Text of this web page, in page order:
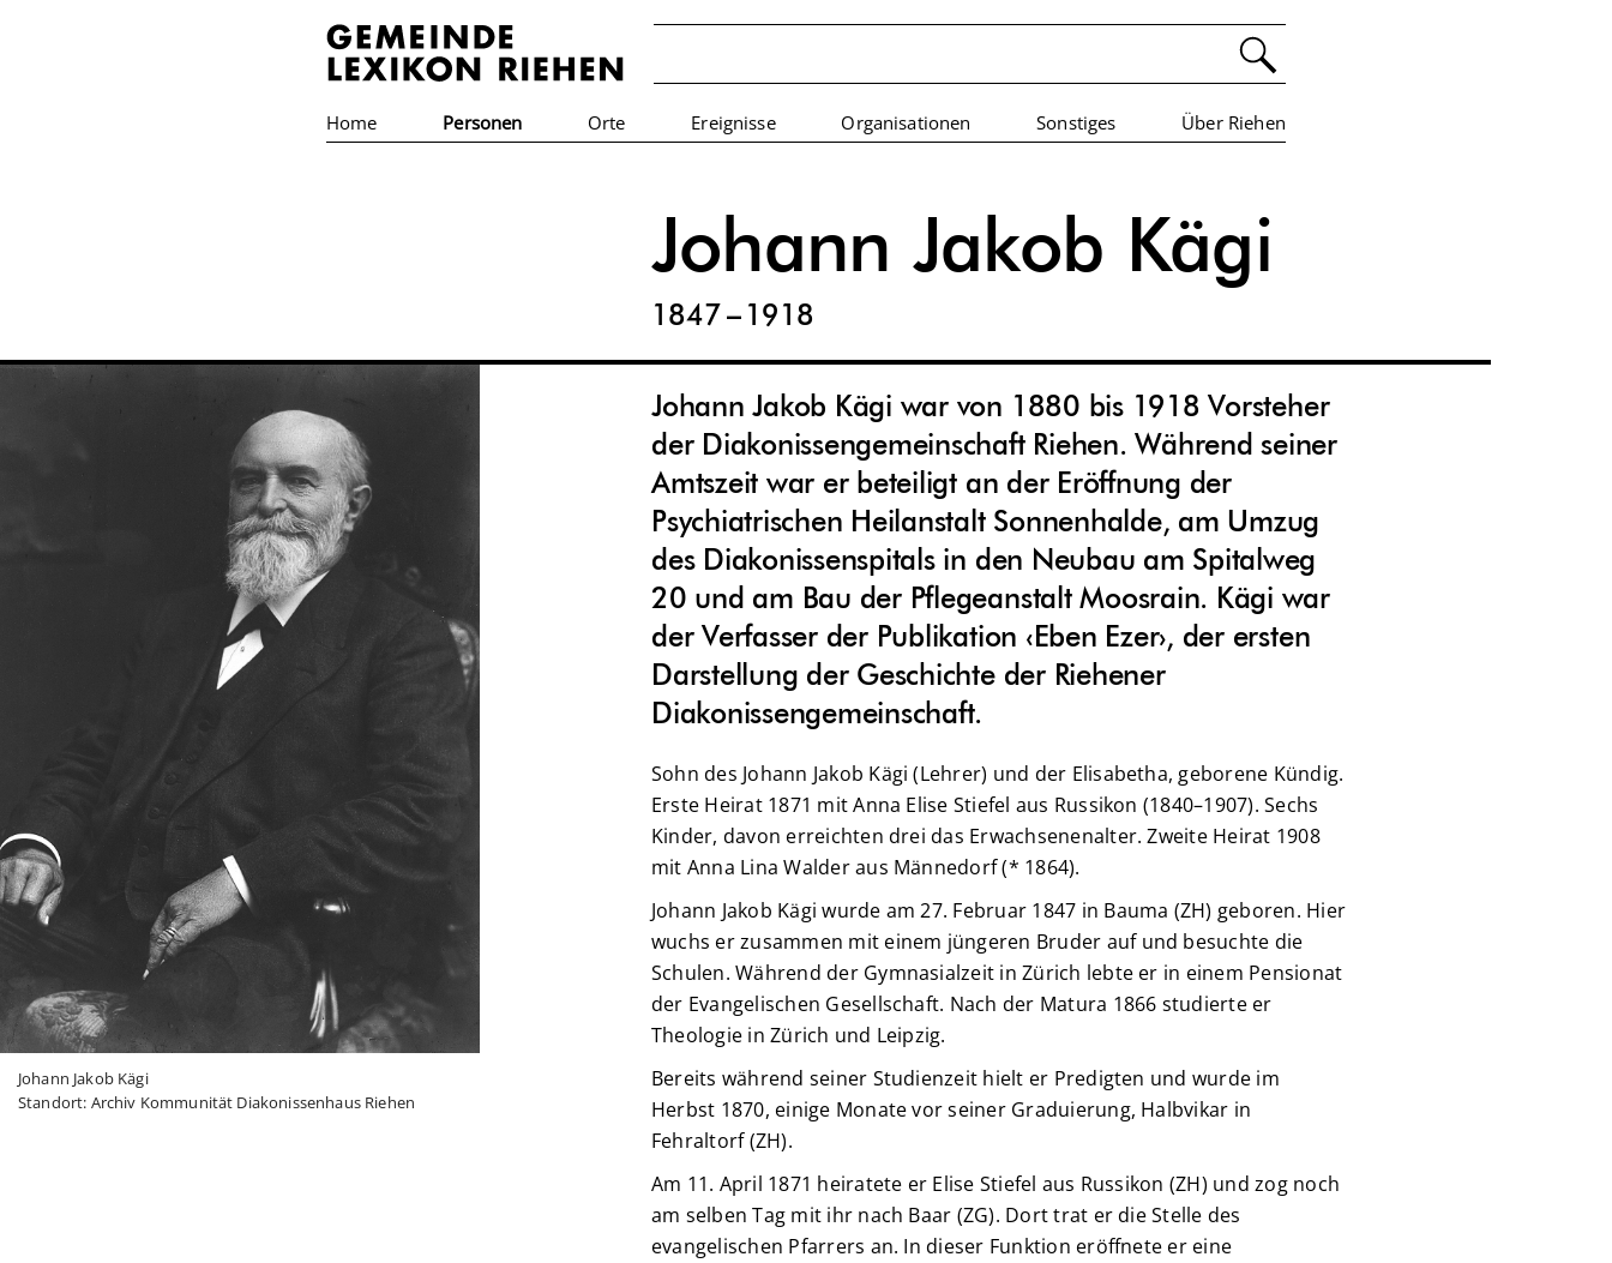
Home Personen Orte Ereignisse Organisationen Sonstiges Über Riehen
Johann Jakob Kägi
Standort: Archiv Kommunität Diakonissenhaus Riehen
Johann Jakob Kägi
1847 – 1 9 18
Johann Jakob Kägi war von 1 880 bis 19 1 8 Vorsteher
der Diakonissengemeinschaft Riehen. Während seiner
Amtszeit war er beteiligt an der Eröffnung der
Psychiatrischen Heilanstalt Sonnenhalde, am Umzug
des Diakonissenspitals in den Neubau am Spitalweg
20 und am Bau der Pflegeanstalt Moosrain. Kägi war
der Verfasser der Publikation ‹Eben Ezer›, der ersten
Darstellung der Geschichte der Riehener
Diakonissengemeinschaft.
Sohn des Johann Jakob Kägi (Lehrer) und der Elisabetha, geborene Kündig.
Erste Heirat 1871 mit Anna Elise Stiefel aus Russikon (1840–1907). Sechs
Kinder, davon erreichten drei das Erwachsenenalter. Zweite Heirat 1908
mit Anna Lina Walder aus Männedorf (* 1864).
Johann Jakob Kägi wurde am 27. Februar 1847 in Bauma (ZH) geboren. Hier
wuchs er zusammen mit einem jüngeren Bruder auf und besuchte die
Schulen. Während der Gymnasialzeit in Zürich lebte er in einem Pensionat
der Evangelischen Gesellschaft. Nach der Matura 1866 studierte er
Theologie in Zürich und Leipzig.
Bereits während seiner Studienzeit hielt er Predigten und wurde im
Herbst 1870, einige Monate vor seiner Graduierung, Halbvikar in
Fehraltorf (ZH).
Am 11. April 1871 heiratete er Elise Stiefel aus Russikon (ZH) und zog noch
am selben Tag mit ihr nach Baar (ZG). Dort trat er die Stelle des
evangelischen Pfarrers an. In dieser Funktion eröffnete er eine